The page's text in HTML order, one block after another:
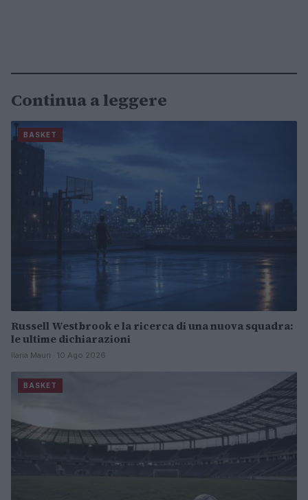
Continua a leggere
BASKET
Russell Westbrook e la ricerca di una nuova squadra:
le ultime dichiarazioni
Ilaria Mauri · 10 Ago 2026
BASKET